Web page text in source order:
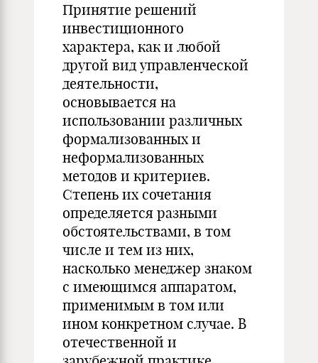
Принятие решений
инвестиционного
характера, как и любой
другой вид управленческой
деятельности,
основывается на
использовании различных
формализованных и
неформализованных
методов и критериев.
Степень их сочетания
определяется разными
обстоятельствами, в том
числе и тем из них,
насколько менеджер знаком
с имеющимся аппаратом,
применимым в том или
ином конкретном случае. В
отечественной и